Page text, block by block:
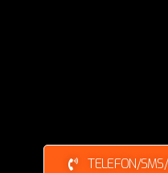
TELEFON/